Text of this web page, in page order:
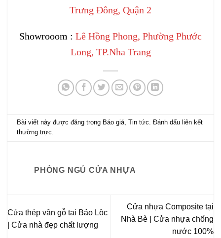
Trưng Đông, Quận 2
Showrooom : Lê Hồng Phong, Phường Phước
Long, TP.Nha Trang
Bài viết này được đăng trong Báo giá,Tin tức. Đánh dấu liên kết
thường trực.
PHÒNG NGỦ CỬA NHỰA
Cửa thép vân gỗ tại Bảo Lộc
| Cửa nhà đẹp chất lượng
Cửa nhựa Composite tại
Nhà Bè | Cửa nhựa chống
nước 100%